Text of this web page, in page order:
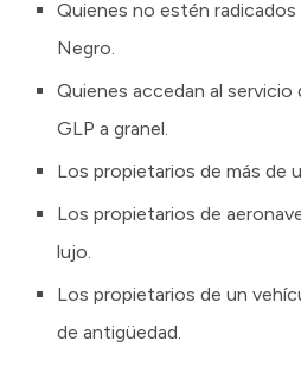
Quienes no estén radicados
Negro.
Quienes accedan al servicio
GLP a granel.
Los propietarios de más de
Los propietarios de
lujo.
Los propietarios de un
de antigüedad.